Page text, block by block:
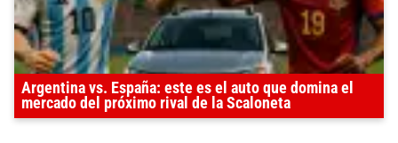
Argentina vs. España: este es el auto que domina el
mercado del próximo rival de la Scaloneta